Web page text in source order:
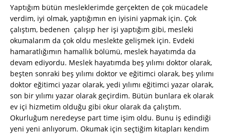
Yaptığım bütün mesleklerimde gerçekten de çok mücadele
verdim, iyi olmak, yaptığımın en iyisini yapmak için. Çok
çalıştım, bedenen çalışıp her işi yaptığım gibi, mesleki
okumalarım da çok oldu meslekte gelişmek için. Evdeki
hamaratlığımın hamallık bölümü, meslek hayatımda da
devam ediyordu. Meslek hayatımda beş yılımı doktor olarak,
beşten sonraki beş yılımı doktor ve eğitimci olarak, beş yılımı
doktor eğitimci yazar olarak, yedi yılımı eğitimci yazar olarak,
son bir yılımı yazar olarak geçirdim. Bütün bunlara ek olarak
ev içi hizmetim olduğu gibi okur olarak da çalıştım.
Okurluğum neredeyse part time işim oldu. Bunu iş edindiği
yeni yeni anlıyorum. Okumak için seçtiğim kitapları kendim